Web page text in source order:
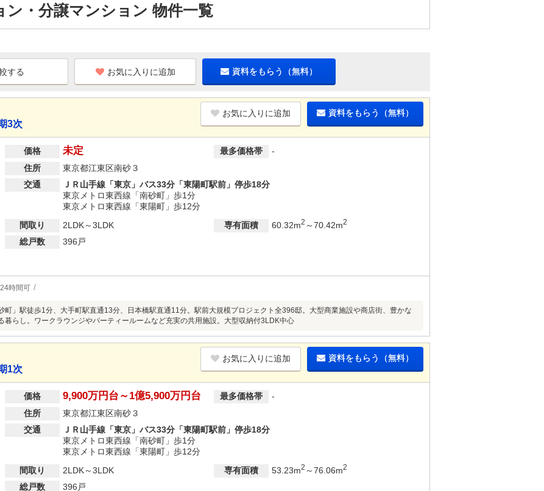
ン・分譲マンション 物件一覧
お気に入りに追加 資料をもらう（無料）
3次
お気に入りに追加 資料をもらう（無料）
価格 未定 最多価格帯
-
住所
東京都江東区南砂３
交通
ＪＲ山手線「東京」バス33分「東陽町駅前」停歩18分
東京メトロ東西線「南砂町」歩1分
東京メトロ東西線「東陽町」歩12分
間取り
2LDK～3LDK 専有面積 60.32m2 ～70.42m2
総戸数 396戸
時間可
町」駅徒歩1分、大手町駅直通13分、日本橋駅直通11分。駅前大規模プロジェクト全396邸。大型商業施設や商店街、豊かな
暮らし。ワークラウンジやパーティールームなど充実の共用施設。大型収納付3LDK中心
1次
お気に入りに追加 資料をもらう（無料）
価格 9,900万円台～1億5,900万円台 最多価格帯
-
住所
東京都江東区南砂３
交通
ＪＲ山手線「東京」バス33分「東陽町駅前」停歩18分
東京メトロ東西線「南砂町」歩1分
東京メトロ東西線「東陽町」歩12分
間取り
2LDK～3LDK 専有面積 53.23m2 ～76.06m2
総戸数 396戸